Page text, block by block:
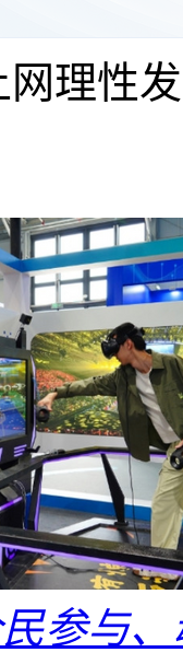
网理性
参与